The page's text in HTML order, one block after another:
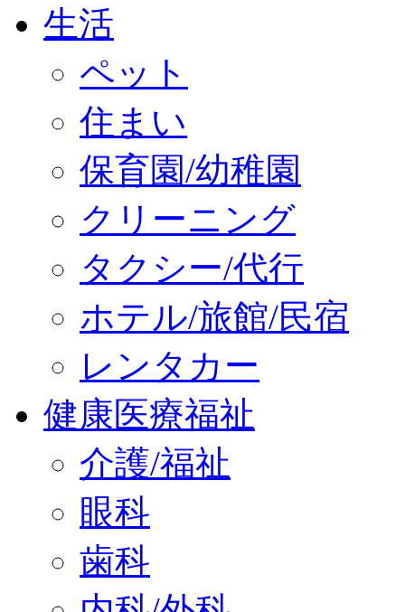
生活
ペット
住まい
保育園/幼稚園
クリーニング
タクシー/代行
ホテル/旅館/民宿
レンタカー
健康医療福祉
介護/福祉
眼科
歯科